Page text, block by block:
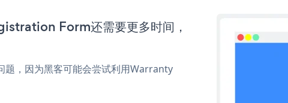
Form还需要更多时间，
题，因为黑客可能会尝试利用Warranty